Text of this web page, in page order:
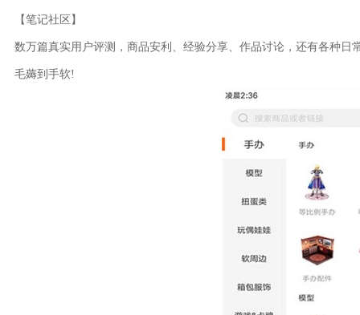
【笔记社区】
数万篇真实用户评测，商品安利、经验分享、作品讨论，还有各种
毛薅到手软!